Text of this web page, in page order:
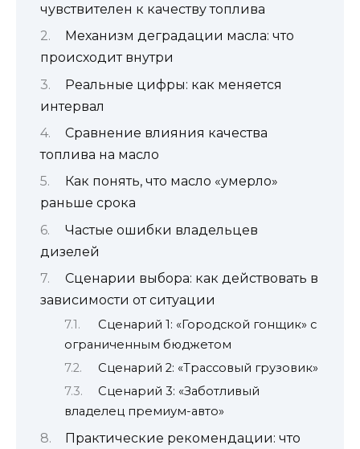
чувствителен к качеству топлива
Механизм деградации масла: что
происходит внутри
Реальные цифры: как меняется
интервал
Сравнение влияния качества
топлива на масло
Как понять, что масло «умерло»
раньше срока
Частые ошибки владельцев
дизелей
Сценарии выбора: как действовать в
зависимости от ситуации
Сценарий 1: «Городской гонщик» с
ограниченным бюджетом
Сценарий 2: «Трассовый грузовик»
Сценарий 3: «Заботливый
владелец премиум-авто»
Практические рекомендации: что